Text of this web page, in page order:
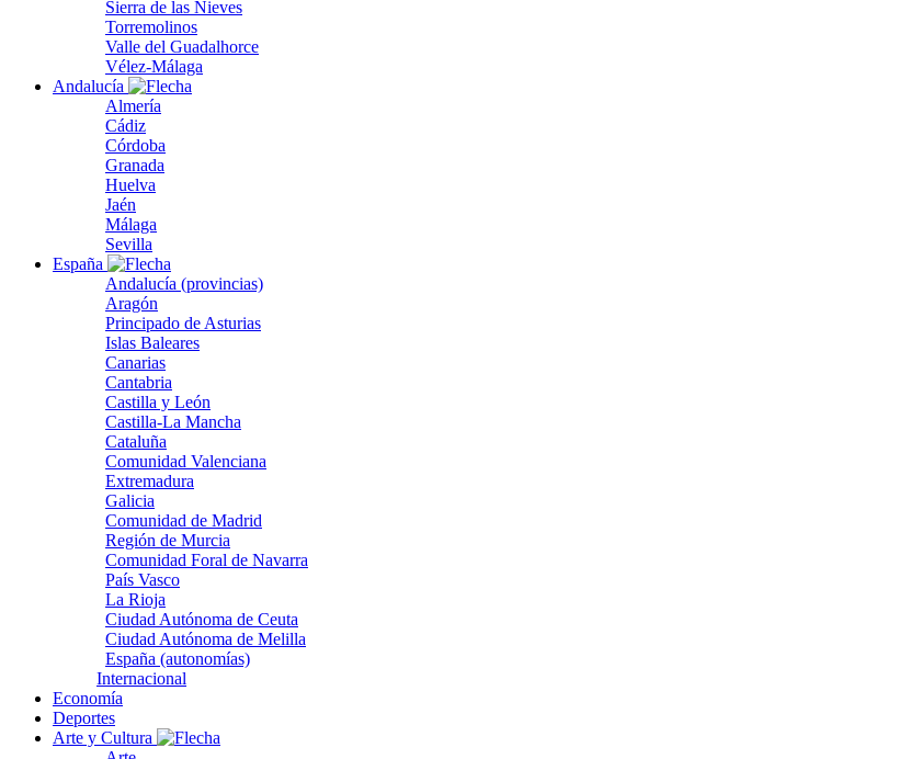
Sierra de las Nieves
Torremolinos
Valle del Guadalhorce
Vélez-Málaga
Andalucía
Almería
Cádiz
Córdoba
Granada
Huelva
Jaén
Málaga
Sevilla
España
Andalucía (provincias)
Aragón
Principado de Asturias
Islas Baleares
Canarias
Cantabria
Castilla y León
Castilla-La Mancha
Cataluña
Comunidad Valenciana
Extremadura
Galicia
Comunidad de Madrid
Región de Murcia
Comunidad Foral de Navarra
País Vasco
La Rioja
Ciudad Autónoma de Ceuta
Ciudad Autónoma de Melilla
España (autonomías)
Internacional
Economía
Deportes
Arte y Cultura